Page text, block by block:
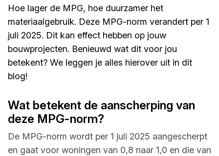
Hoe lager de MPG, hoe duurzamer het
materiaalgebruik. Deze MPG-norm verandert per 1
juli 2025. Dit kan effect hebben op jouw
bouwprojecten. Benieuwd wat dit voor jou
betekent? We leggen je alles hierover uit in dit
blog!
Wat betekent de aanscherping van
deze MPG-norm?
De MPG-norm wordt per 1 juli 2025 aangescherpt
en gaat voor woningen van 0,8 naar 1,0 en die van